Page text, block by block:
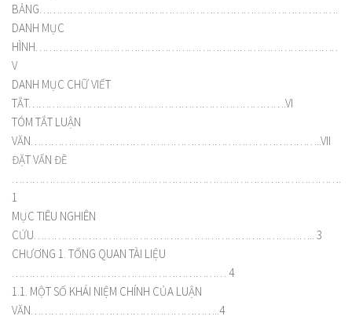
DANH MỤC
V
DANH MỤC CHỮ VIẾT
TẮT………………………………………………………………….VI
TÓM TẮT LUẬN
VĂN…………………………………………………………………………..VII
ĐẶT VẤN ĐỀ
1
MỤC TIÊU NGHIÊN
CỨU……………………………………………………………………….. 3
CHƯƠNG 1. TỔNG QUAN TÀI LIỆU
……………………………………………………… 4
1.1. MỘT SỐ KHÁI NIỆM CHÍNH CỦA LUẬN
VĂN………………………………………………..4